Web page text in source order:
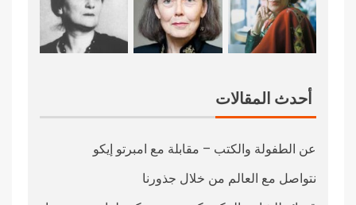
أحدث المقالات
عن الطفولة والكتب – مقابلة مع امبرتو إيكو
نتواصل مع العالم من خلال جذورنا